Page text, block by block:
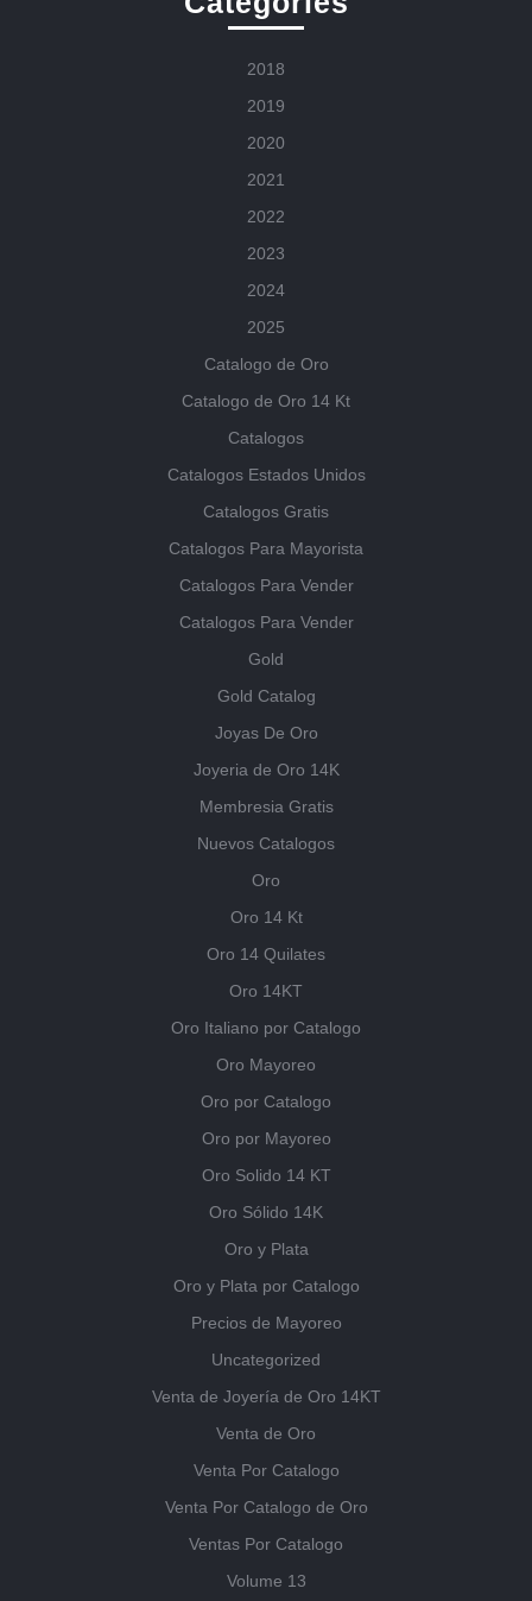
2018
2019
2020
2021
2022
2023
2024
2025
Catalogo de Oro
Catalogo de Oro 14 Kt
Catalogos
Catalogos Estados Unidos
Catalogos Gratis
Catalogos Para Mayorista
Catalogos Para Vender
Catalogos Para Vender
Gold
Gold Catalog
Joyas De Oro
Joyeria de Oro 14K
Membresia Gratis
Nuevos Catalogos
Oro
Oro 14 Kt
Oro 14 Quilates
Oro 14KT
Oro Italiano por Catalogo
Oro Mayoreo
Oro por Catalogo
Oro por Mayoreo
Oro Solido 14 KT
Oro Sólido 14K
Oro y Plata
Oro y Plata por Catalogo
Precios de Mayoreo
Uncategorized
Venta de Joyería de Oro 14KT
Venta de Oro
Venta Por Catalogo
Venta Por Catalogo de Oro
Ventas Por Catalogo
Volume 13